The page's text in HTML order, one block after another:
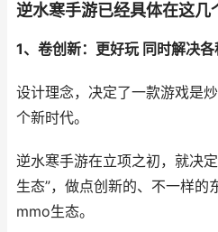
逆水寒手游已经具体在这几
1、卷创新：更好玩 同时解决
设计理念，决定了一款游戏是
个新时代。
逆水寒手游在立项之初，就决
生态”，做点创新的、不一样的
mmo生态。